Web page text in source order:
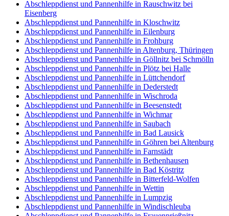
Abschleppdienst und Pannenhilfe in Rauschwitz bei
Eisenberg
Abschleppdienst und Pannenhilfe in Kloschwitz
Abschleppdienst und Pannenhilfe in Eilenburg
Abschleppdienst und Pannenhilfe in Frohburg
Abschleppdienst und Pannenhilfe in Altenburg, Thüringen
Abschleppdienst und Pannenhilfe in Göllnitz bei Schmölln
Abschleppdienst und Pannenhilfe in Plötz bei Halle
Abschleppdienst und Pannenhilfe in Lüttchendorf
Abschleppdienst und Pannenhilfe in Dederstedt
Abschleppdienst und Pannenhilfe in Wischroda
Abschleppdienst und Pannenhilfe in Beesenstedt
Abschleppdienst und Pannenhilfe in Wichmar
Abschleppdienst und Pannenhilfe in Saubach
Abschleppdienst und Pannenhilfe in Bad Lausick
Abschleppdienst und Pannenhilfe in Göhren bei Altenburg
Abschleppdienst und Pannenhilfe in Farnstädt
Abschleppdienst und Pannenhilfe in Bethenhausen
Abschleppdienst und Pannenhilfe in Bad Köstritz
Abschleppdienst und Pannenhilfe in Bitterfeld-Wolfen
Abschleppdienst und Pannenhilfe in Wettin
Abschleppdienst und Pannenhilfe in Lumpzig
Abschleppdienst und Pannenhilfe in Windischleuba